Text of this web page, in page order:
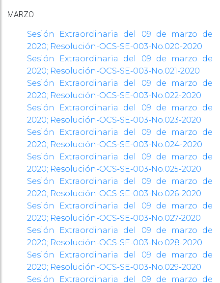
MARZO
Sesión Extraordinaria del 09 de marzo de
2020; Resolución-OCS-SE-003-No.020-2020
Sesión Extraordinaria del 09 de marzo de
2020; Resolución-OCS-SE-003-No.021-2020
Sesión Extraordinaria del 09 de marzo de
2020; Resolución-OCS-SE-003-No.022-2020
Sesión Extraordinaria del 09 de marzo de
2020; Resolución-OCS-SE-003-No.023-2020
Sesión Extraordinaria del 09 de marzo de
2020; Resolución-OCS-SE-003-No.024-2020
Sesión Extraordinaria del 09 de marzo de
2020; Resolución-OCS-SE-003-No.025-2020
Sesión Extraordinaria del 09 de marzo de
2020; Resolución-OCS-SE-003-No.026-2020
Sesión Extraordinaria del 09 de marzo de
2020; Resolución-OCS-SE-003-No.027-2020
Sesión Extraordinaria del 09 de marzo de
2020; Resolución-OCS-SE-003-No.028-2020
Sesión Extraordinaria del 09 de marzo de
2020; Resolución-OCS-SE-003-No.029-2020
Sesión Extraordinaria del 09 de marzo de